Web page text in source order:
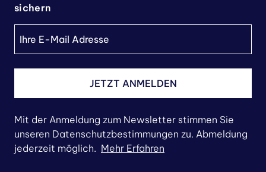
sichern
JETZT ANMELDEN
Mit der Anmeldung zum Newsletter stimmen Sie
unseren Datenschutzbestimmungen zu. Abmeldung
jederzeit möglich. Mehr Erfahren